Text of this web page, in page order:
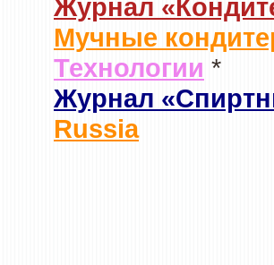
Журнал
Мучные
Технологии *
Журнал
Russia